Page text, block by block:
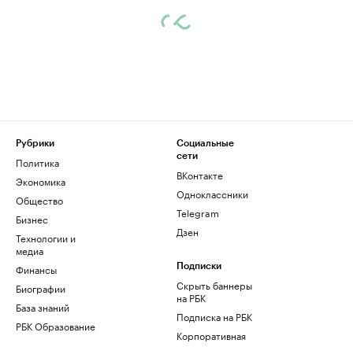
Рубрики
Политика
Экономика
Общество
Бизнес
Технологии и
медиа
Финансы
Биографии
База знаний
РБК Образование
Социальные
сети
ВКонтакте
Одноклассники
Telegram
Дзен
Подписки
Скрыть баннеры
на РБК
Подписка на РБК
Корпоративная